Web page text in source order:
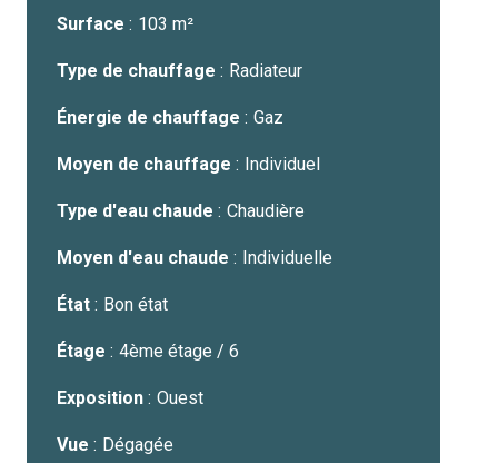
Surface 103 m²
Type de chauffage Radiateur
Énergie de chauffage Gaz
Moyen de chauffage Individuel
Type d'eau chaude Chaudière
Moyen d'eau chaude Individuelle
État Bon état
Étage 4ème étage / 6
Exposition Ouest
Vue Dégagée